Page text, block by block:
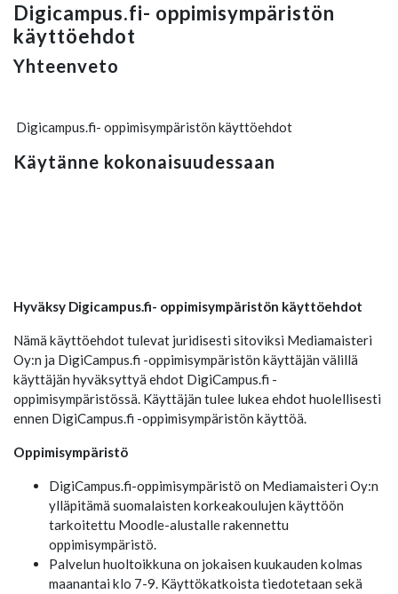
Digicampus.fi- oppimisympäristön
käyttöehdot
Yhteenveto
Digicampus.fi- oppimisympäristön käyttöehdot
Käytänne kokonaisuudessaan
Hyväksy Digicampus.fi- oppimisympäristön käyttöehdot
Nämä käyttöehdot tulevat juridisesti sitoviksi Mediamaisteri
Oy:n ja DigiCampus.fi -oppimisympäristön käyttäjän välillä
käyttäjän hyväksyttyä ehdot DigiCampus.fi -
oppimisympäristössä. Käyttäjän tulee lukea ehdot huolellisesti
ennen DigiCampus.fi -oppimisympäristön käyttöä.
Oppimisympäristö
DigiCampus.fi-oppimisympäristö on Mediamaisteri Oy:n
ylläpitämä suomalaisten korkeakoulujen käyttöön
tarkoitettu Moodle-alustalle rakennettu
oppimisympäristö.
Palvelun huoltoikkuna on jokaisen kuukauden kolmas
maanantai klo 7-9. Käyttökatkoista tiedotetaan sekä